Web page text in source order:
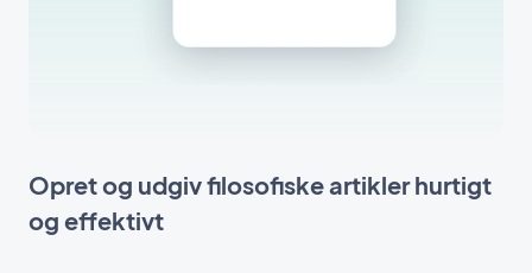
Opret og udgiv filosofiske artikler hurtigt
og effektivt